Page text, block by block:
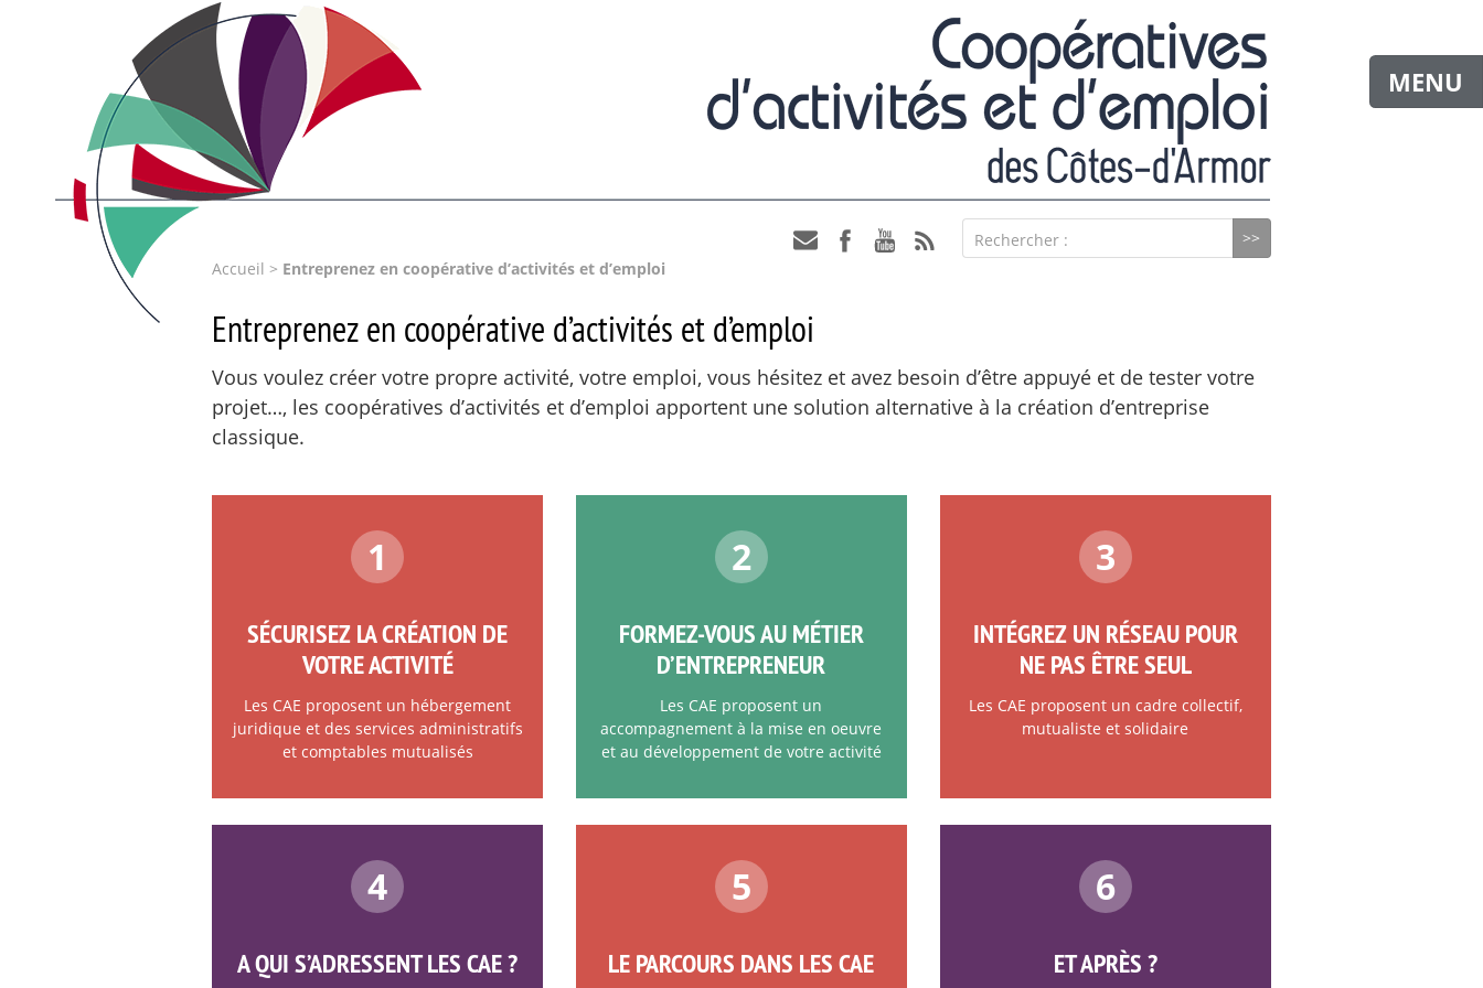
Rechercher :
MENU
Accueil > Entreprenez en coopérative d’activités et d’emploi
Entreprenez en coopérative d’activités et d’emploi
Vous voulez créer votre propre activité, votre emploi, vous hésitez et avez besoin d’être appuyé et de tester votre
projet…, les coopératives d’activités et d’emploi apportent une solution alternative à la création d’entreprise
classique.
1
SÉCURISEZ LA CRÉATION DE
VOTRE ACTIVITÉ
Les CAE proposent un hébergement
juridique et des services administratifs
et comptables mutualisés
2
FORMEZ-VOUS AU MÉTIER
D’ENTREPRENEUR
Les CAE proposent un
accompagnement à la mise en oeuvre
et au développement de votre activité
3
INTÉGREZ UN RÉSEAU POUR
NE PAS ÊTRE SEUL
Les CAE proposent un cadre collectif,
mutualiste et solidaire
4
A QUI S’ADRESSENT LES CAE ?
5
LE PARCOURS DANS LES CAE
6
ET APRÈS ?